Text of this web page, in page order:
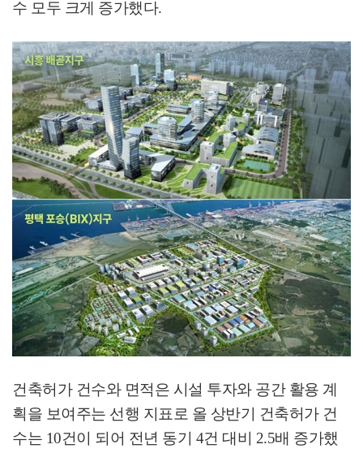
수 모두 크게 증가했다.
건축허가 건수와 면적은 시설 투자와 공간 활용 계
획을 보여주는 선행 지표로 올 상반기 건축허가 건
수는 10건이 되어 전년 동기 4건 대비 2.5배 증가했